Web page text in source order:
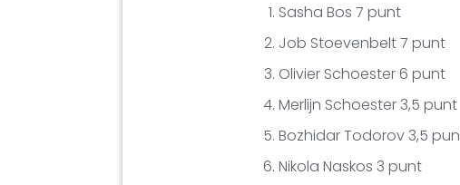
Sasha Bos 7 punt
Job Stoevenbelt 7 punt
Olivier Schoester 6 punt
Merlijn Schoester 3,5 punt
Bozhidar Todorov 3,5
Nikola Naskos 3 punt